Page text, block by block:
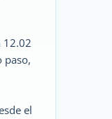
12.02
paso,
el